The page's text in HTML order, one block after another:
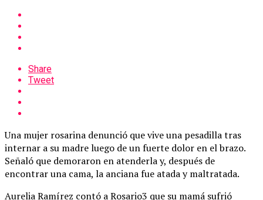
Share
Tweet
Una mujer rosarina denunció que vive una pesadilla tras
internar a su madre luego de un fuerte dolor en el brazo.
Señaló que demoraron en atenderla y, después de
encontrar una cama, la anciana fue atada y maltratada.
Aurelia Ramírez contó a Rosario3 que su mamá sufrió